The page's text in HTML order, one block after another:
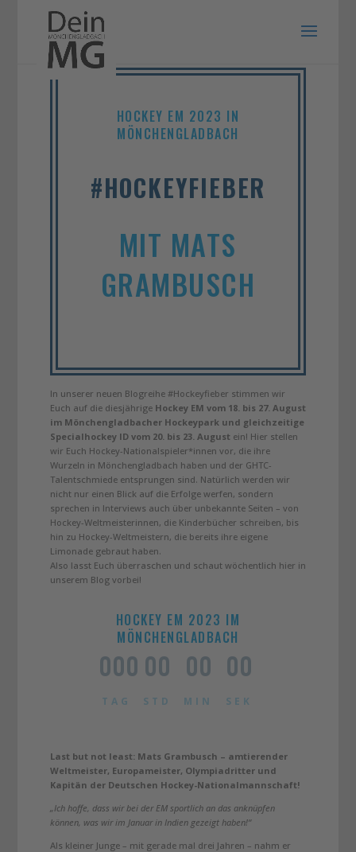
HOCKEY EM 2023 IN
MÖNCHENGLADBACH
#HOCKEYFIEBER
MIT MATS
GRAMBUSCH
In unserer neuen Blogreihe #Hockeyfieber stimmen wir
Euch auf die diesjährige Hockey EM vom 18. bis 27. August
im Mönchengladbacher Hockeypark und gleichzeitige
Specialhockey ID vom 20. bis 23. August ein! Hier stellen
wir Euch Hockey-Nationalspieler*innen vor, die ihre
Wurzeln in Mönchengladbach haben und der GHTC-
Talentschmiede entsprungen sind. Natürlich werden wir
nicht nur einen Blick auf die Erfolge werfen, sondern
sprechen in Interviews auch über unbekannte Seiten – von
Hockey-Weltmeisterinnen, die Kinderbücher schreiben, bis
hin zu Hockey-Weltmeistern, die bereits ihre eigene
Limonade gebraut haben.
Also lasst Euch überraschen und schaut wöchentlich hier in
unserem Blog vorbei!
HOCKEY EM 2023 IM
MÖNCHENGLADBACH
000
TAG
: 00
STD
00
MIN
00
SEK
Last but not least: Mats Grambusch – amtierender
Weltmeister, Europameister, Olympiadritter und
Kapitän der Deutschen Hockey-Nationalmannschaft!
„Ich hoffe, dass wir bei der EM sportlich an das anknüpfen
können, was wir im Januar in Indien gezeigt haben!“
Als kleiner Junge – mit gerade mal drei Jahren – nahm er